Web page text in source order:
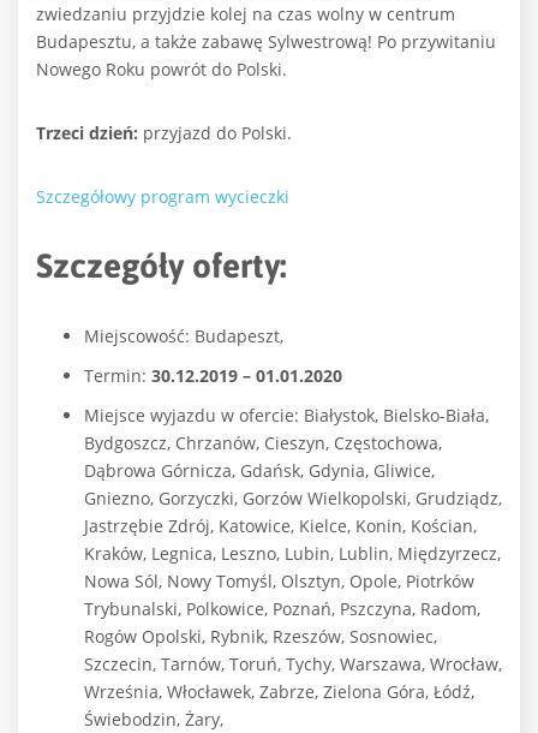
zwiedzaniu przyjdzie kolej na czas wolny w centrum
Budapesztu, a także zabawę Sylwestrową! Po przywitaniu
Nowego Roku powrót do Polski.
Trzeci dzień: przyjazd do Polski.
Szczegółowy program wycieczki
Szczegóły oferty:
Miejscowość: Budapeszt,
Termin: 30.12.2019 – 01.01.2020
Miejsce wyjazdu w ofercie: Białystok, Bielsko-Biała,
Bydgoszcz, Chrzanów, Cieszyn, Częstochowa,
Dąbrowa Górnicza, Gdańsk, Gdynia, Gliwice,
Gniezno, Gorzyczki, Gorzów Wielkopolski, Grudziądz,
Jastrzębie Zdrój, Katowice, Kielce, Konin, Kościan,
Kraków, Legnica, Leszno, Lubin, Lublin, Międzyrzecz,
Nowa Sól, Nowy Tomyśl, Olsztyn, Opole, Piotrków
Trybunalski, Polkowice, Poznań, Pszczyna, Radom,
Rogów Opolski, Rybnik, Rzeszów, Sosnowiec,
Szczecin, Tarnów, Toruń, Tychy, Warszawa, Wrocław,
Września, Włocławek, Zabrze, Zielona Góra, Łódź,
Świebodzin, Żary,